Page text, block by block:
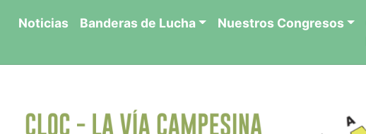
Noticias Banderas de Lucha Nuestros Congresos